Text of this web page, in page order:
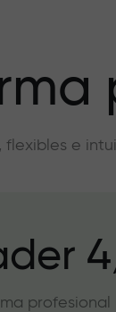
flexibles e